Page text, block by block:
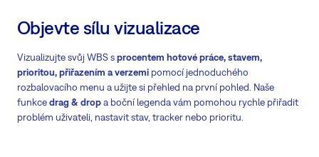
Objevte sílu vizualizace
Vizualizujte svůj WBS sprocentem hotové práce, stavem,
prioritou, přiřazením a verzemi pomocí jednoduchého
rozbalovacího menu a užijte si přehled na první pohled. Naše
funkcedrag & dropa boční legenda vám pomohou rychle přiřadit
problém uživateli, nastavit stav, tracker nebo prioritu.